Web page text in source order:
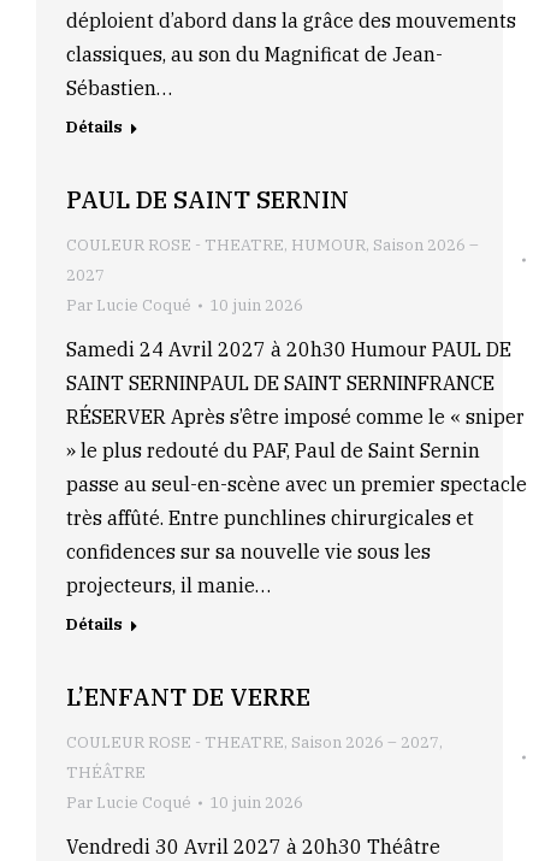
déploient d’abord dans la grâce des mouvements
classiques, au son du Magnificat de Jean-
Sébastien…
Détails
PAUL DE SAINT SERNIN
COULEUR ROSE - THEATRE, HUMOUR, Saison 2026 –
2027
Par Lucie Coqué 10 juin 2026
Samedi 24 Avril 2027 à 20h30 Humour PAUL DE
SAINT SERNINPAUL DE SAINT SERNINFRANCE
RÉSERVER Après s’être imposé comme le « sniper
» le plus redouté du PAF, Paul de Saint Sernin
passe au seul-en-scène avec un premier spectacle
très affûté. Entre punchlines chirurgicales et
confidences sur sa nouvelle vie sous les
projecteurs, il manie…
Détails
L’ENFANT DE VERRE
COULEUR ROSE - THEATRE, Saison 2026 – 2027,
THÉÂTRE
Par Lucie Coqué 10 juin 2026
Vendredi 30 Avril 2027 à 20h30 Théâtre